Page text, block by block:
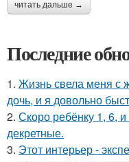
читать дальше →
Последние
1. Жизнь свела меня с
дочь, и я довольно
2. Скоро ребёнку 1, 6,
декретные.
3. Этот интерьер -